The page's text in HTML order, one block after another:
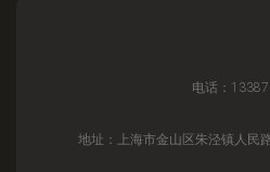
电话：
地址：上海市金山区朱泾镇人民